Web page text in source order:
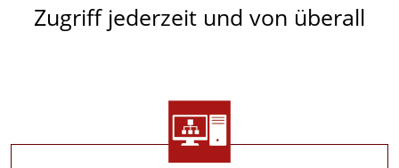
Zugriff jederzeit und von überall